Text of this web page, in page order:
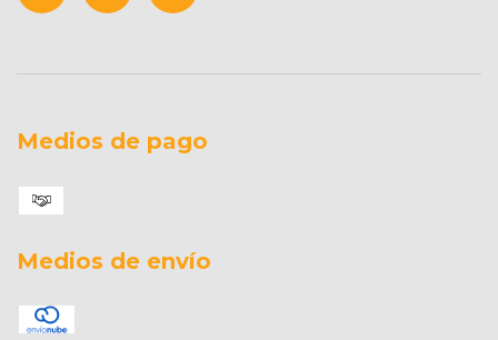
Medios de pago
Medios de envío